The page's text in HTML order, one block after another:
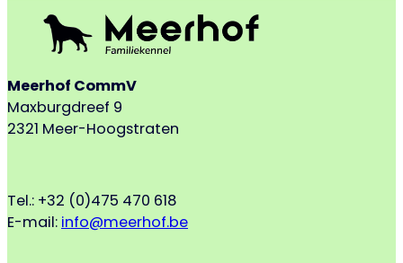
Meerhof CommV
Maxburgdreef 9
2321 Meer-Hoogstraten
Tel.: +32 (0)475 470 618
E-mail: info@meerhof.be